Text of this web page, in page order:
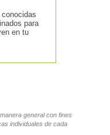
para
en tu
general con fines
individuales de cada